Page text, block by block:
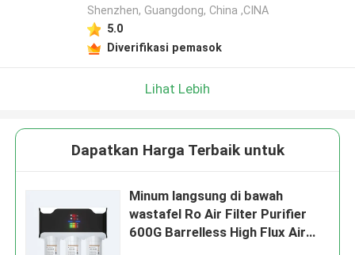
Shenzhen, Guangdong, China ,CINA
5.0
Diverifikasi pemasok
Lihat Lebih
Dapatkan Harga Terbaik untuk
Minum langsung di bawah
wastafel Ro Air Filter Purifier
600G Barrelless High Flux Air